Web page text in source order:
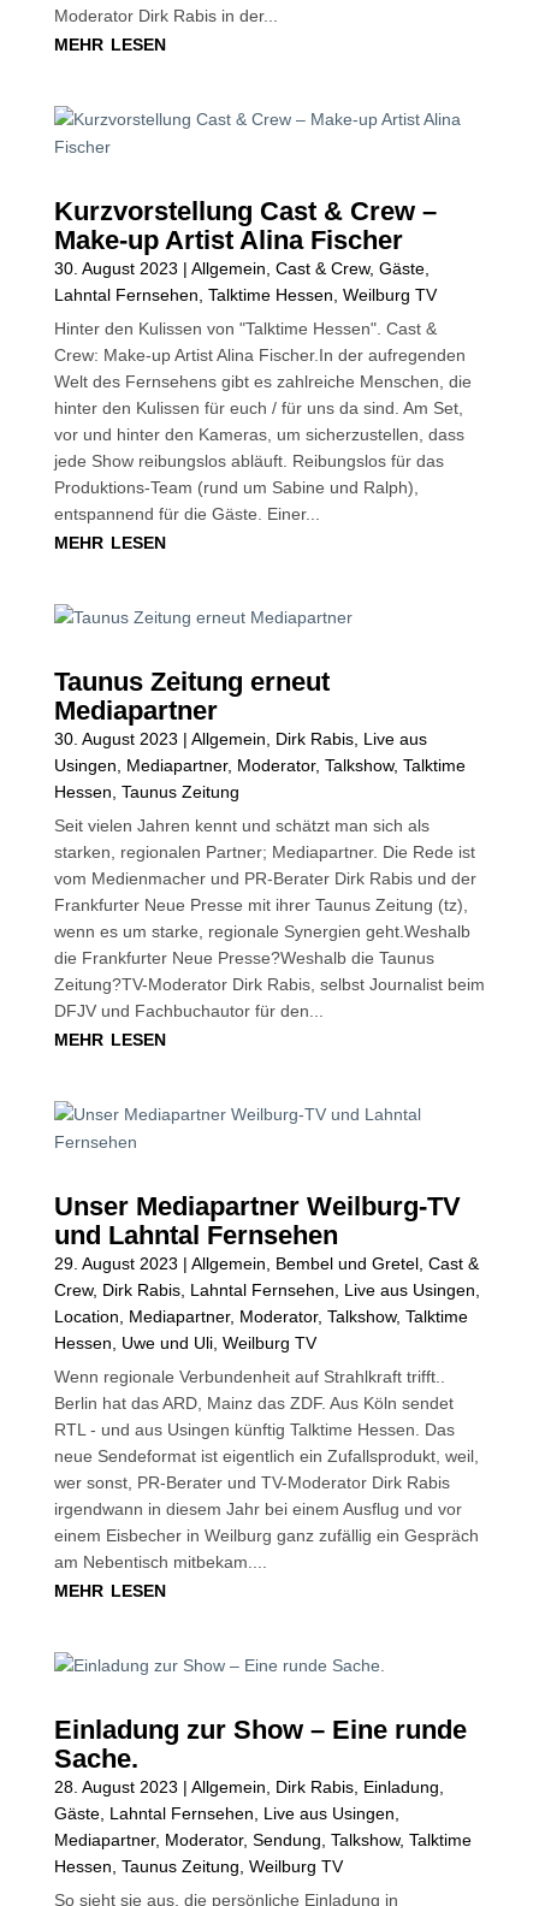
Moderator Dirk Rabis in der...
mehr lesen
Kurzvorstellung Cast & Crew –
Make-up Artist Alina Fischer
30. August 2023 | Allgemein Cast & Crew, Gäste,
Lahntal Fernsehen Talktime Hessen Weilburg TV
Hinter den Kulissen von "Talktime Hessen". Cast &
Crew: Make-up Artist Alina Fischer.In der aufregenden
Welt des Fernsehens gibt es zahlreiche Menschen, die
hinter den Kulissen für euch / für uns da sind. Am Set,
vor und hinter den Kameras, um sicherzustellen, dass
jede Show reibungslos abläuft. Reibungslos für das
Produktions-Team (rund um Sabine und Ralph),
entspannend für die Gäste. Einer...
mehr lesen
Taunus Zeitung erneut
Mediapartner
30. August 2023 | Allgemein Dirk Rabis, Live aus
Usingen
Mediapartner, Moderator, Talkshow, Talktime
Hessen Taunus Zeitung
Seit vielen Jahren kennt und schätzt man sich als
starken, regionalen Partner; Mediapartner. Die Rede ist
vom Medienmacher und PR-Berater Dirk Rabis und der
Frankfurter Neue Presse mit ihrer Taunus Zeitung (tz),
wenn es um starke, regionale Synergien geht.Weshalb
die Frankfurter Neue Presse?Weshalb die Taunus
Zeitung?TV-Moderator Dirk Rabis, selbst Journalist beim
DFJV und Fachbuchautor für den...
mehr lesen
Unser Mediapartner Weilburg-TV
und Lahntal Fernsehen
29. August 2023 | Allgemein Bembel und Gretel, Cast &
Crew, Dirk Rabis, Lahntal Fernsehen Live aus Usingen
Location
Mediapartner, Moderator, Talkshow, Talktime
Hessen
Uwe und Uli, Weilburg TV
Wenn regionale Verbundenheit auf Strahlkraft trifft..
Berlin hat das ARD, Mainz das ZDF. Aus Köln sendet
RTL - und aus Usingen künftig Talktime Hessen. Das
neue Sendeformat ist eigentlich ein Zufallsprodukt, weil,
wer sonst, PR-Berater und TV-Moderator Dirk Rabis
irgendwann in diesem Jahr bei einem Ausflug und vor
einem Eisbecher in Weilburg ganz zufällig ein Gespräch
am Nebentisch mitbekam....
mehr lesen
Einladung zur Show – Eine runde
Sache.
28. August 2023 | Allgemein Dirk Rabis, Einladung
Gäste, Lahntal Fernsehen Live aus Usingen
Mediapartner, Moderator, Sendung Talkshow, Talktime
Hessen Taunus Zeitung Weilburg TV
So sieht sie aus, die persönliche Einladung in